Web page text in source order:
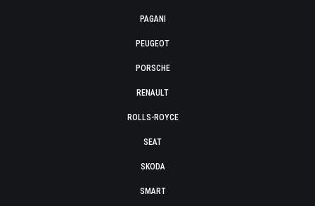
PAGANI
PEUGEOT
PORSCHE
RENAULT
ROLLS-ROYCE
SEAT
SKODA
SMART